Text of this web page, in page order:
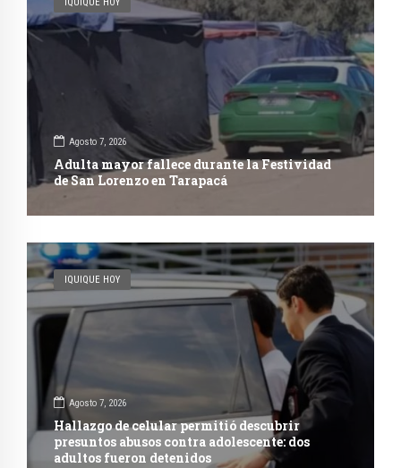
Agosto 7, 2026
Adulta mayor fallece durante la Festividad
de San Lorenzo en Tarapacá
IQUIQUE HOY
Agosto 7, 2026
Hallazgo de celular permitió descubrir
presuntos abusos contra adolescente: dos
adultos fueron detenidos